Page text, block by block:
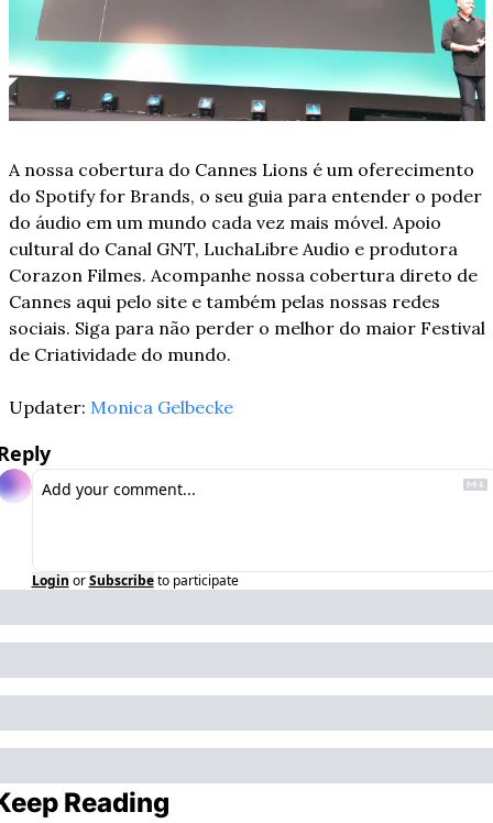
A nossa cobertura do Cannes Lions é um oferecimento
do Spotify for Brands, o seu guia para entender o poder
do áudio em um mundo cada vez mais móvel. Apoio
cultural do Canal GNT, LuchaLibre Audio e produtora
Corazon Filmes. Acompanhe nossa cobertura direto de
Cannes aqui pelo site e também pelas nossas redes
sociais. Siga para não perder o melhor do maior Festival
de Criatividade do mundo.
Updater: Monica Gelbecke
Login or Subscribe to participate
Reading